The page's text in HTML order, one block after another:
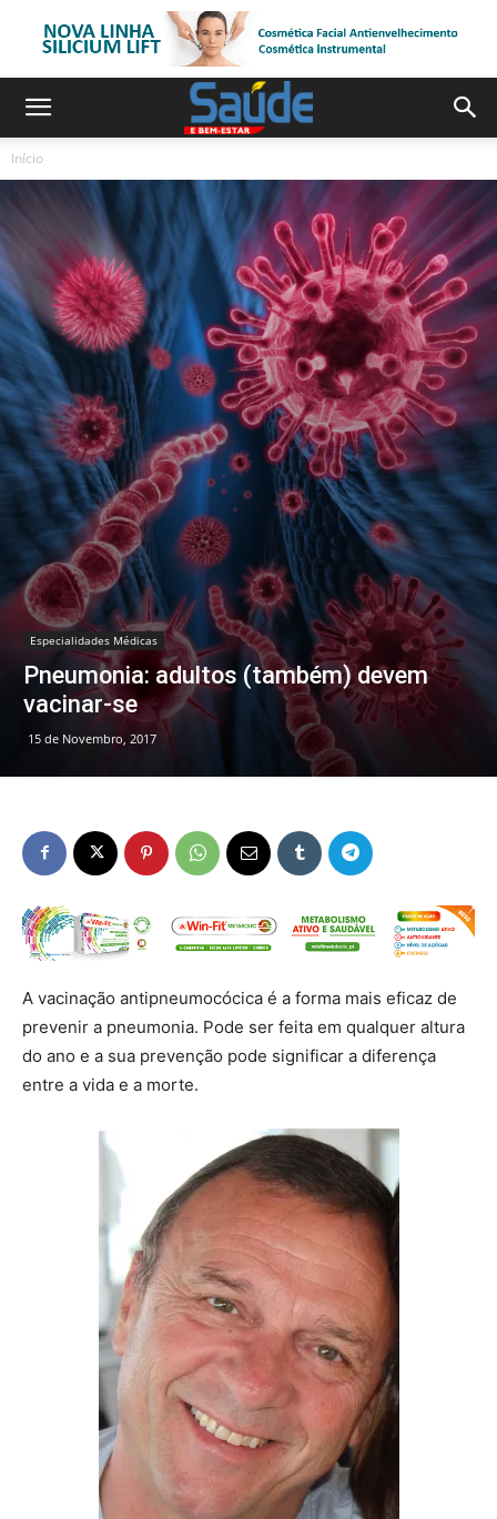
Início
Especialidades Médicas
Pneumonia: adultos (também) devem
vacinar-se
15 de Novembro, 2017
A vacinação antipneumocócica é a forma mais eficaz de
prevenir a pneumonia. Pode ser feita em qualquer altura
do ano e a sua prevenção pode significar a diferença
entre a vida e a morte.